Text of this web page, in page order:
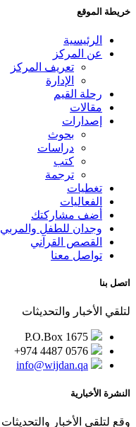
خريطة الموقع
الرئيسية
عن المركز
تعريف المركز
الإدارة
رحلة القيم
مقالات
إصدارات
بحوث
دراسات
كتب
ترجمة
تغطيات
الفعاليات
أضف مشاركتك
وجدان للطفل والمربي
القصص القرآني
تواصل معنا
اتصل بنا
لتلقي الأخبار والتحديثات
P.O.Box 1675
+974 4487 0576
info@wijdan.qa
النشرة الأخبارية
وقع لتلقي الأخبار والتحديثات